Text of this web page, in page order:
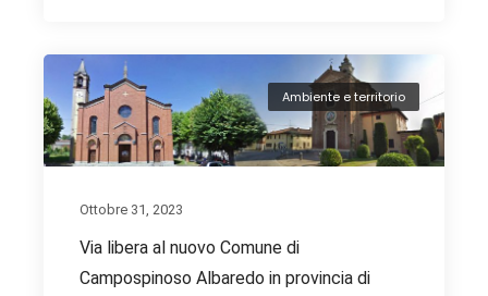
Ambiente e territorio
Ottobre 31, 2023
Via libera al nuovo Comune di
Campospinoso Albaredo in provincia di